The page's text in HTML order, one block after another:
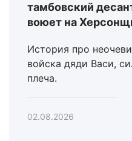
тамбовский
воюет на
История про
войска дяди Васи,
плеча.
02.08.2026